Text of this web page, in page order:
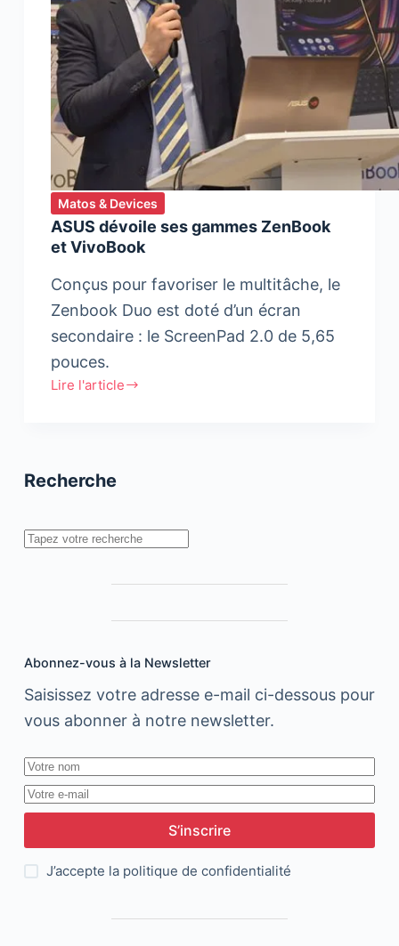
Matos & Devices
ASUS dévoile ses gammes ZenBook
et VivoBook
Conçus pour favoriser le multitâche, le
Zenbook Duo est doté d’un écran
secondaire : le ScreenPad 2.0 de 5,65
pouces.
Lire l'article
ASUS
ZenBook
Recherche
Rechercher
Abonnez-vous à la Newsletter
Saisissez votre adresse e-mail ci-dessous pour
vous abonner à notre newsletter.
S’inscrire
J’accepte la politique de confidentialité